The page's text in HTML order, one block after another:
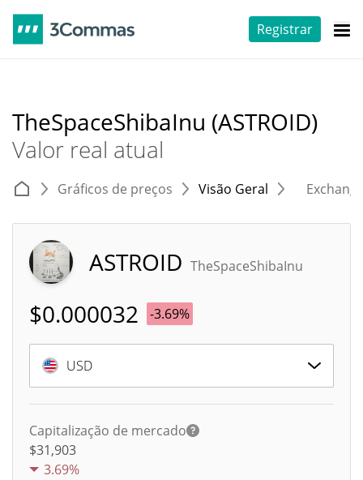
Registrar
TheSpaceShibaInu (ASTROID)
Valor real atual
Gráficos de preços Visão Geral
ASTROID TheSpaceShibaInu
$0.000032 -3.69%
USD
Capitalização de mercado
$31,903
3.69%